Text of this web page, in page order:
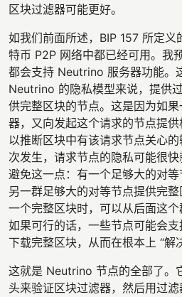
区块过滤器可能更好。
如我们前面所述，BIP 157 所定
特币 P2P 网络中都已经可用。我
都会支持 Neutrino 服务器功能。
Neutrino 的隐私模型来说，提供
供完整区块的节点。这是因为如
器，又向发起这个请求的节点提
以推断区块中有该请求节点关心
次发生，请求节点的隐私可能很
避免这一点：有一个足够大的对
另一群足够大的对等节点提供完
一个完整区块时，可以从后面这个
如果可行的话，一些节点可能会
下载完整区块，从而在根本上 “解
这就是 Neutrino 节点的全部了。
头来验证区块过滤器，然后用过